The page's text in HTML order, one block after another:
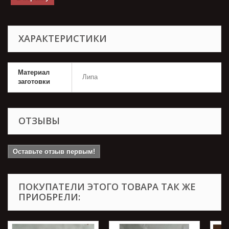
ХАРАКТЕРИСТИКИ
Материал
заготовки
Липа
ОТЗЫВЫ
Оставьте отзыв первым!
ПОКУПАТЕЛИ ЭТОГО ТОВАРА ТАК ЖЕ
ПРИОБРЕЛИ: